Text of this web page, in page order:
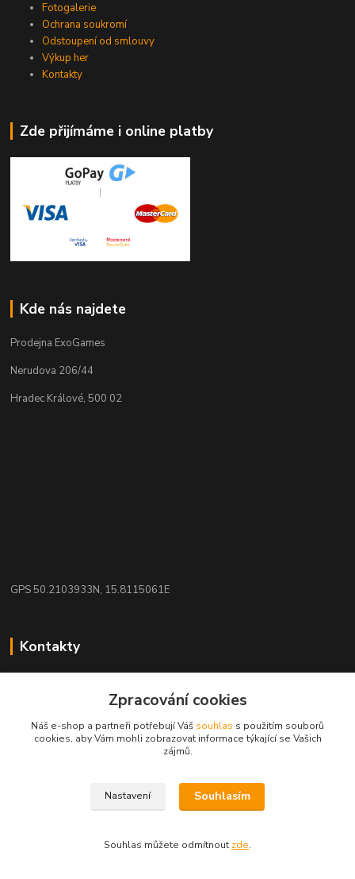
Fotogalerie
Ochrana soukromí
Odstoupení od smlouvy
Výkup her
Kontakty
Zde přijímáme i online platby
Kde nás najdete
Prodejna ExoGames
Nerudova 206/44
Hradec Králové, 500 02
GPS 50.2103933N, 15.8115061E
Kontakty
+420 608 942 360
(Po-Pá, 10-16 hod.)
Zpracování cookies
Náš e-shop a partneři potřebují Váš souhlas s použitím souborů
cookies, aby Vám mohli zobrazovat informace týkající se Vašich
zájmů.
Nastavení Souhlasím
Souhlas můžete odmítnout zde.